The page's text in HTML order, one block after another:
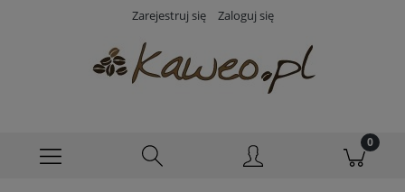
Zarejestruj się Zaloguj się